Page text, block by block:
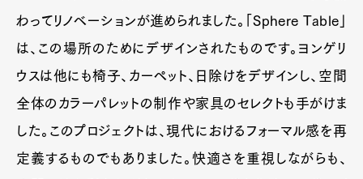
わってリノベーションが進められました。「Sphere Table」
は、この場所のためにデザインされたものです。ヨンゲリ
ウスは他にも椅子、カーペット、日除けをデザインし、空間
全体のカラーパレットの制作や家具のセレクトも手がけま
した。このプロジェクトは、現代におけるフォーマル感を再
定義するものでもありました。快適さを重視しながらも、